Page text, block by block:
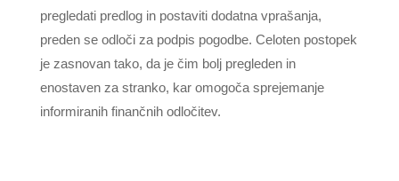
pregledati predlog in postaviti dodatna vprašanja,
preden se odloči za podpis pogodbe. Celoten postopek
je zasnovan tako, da je čim bolj pregleden in
enostaven za stranko, kar omogoča sprejemanje
informiranih finančnih odločitev.